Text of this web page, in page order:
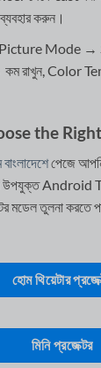
করুন।
Picture Mode
রাখুন, Color
the
পেজে
উপযুক্ত
মডেল তুলনা করতে
হোম থিয়েটার
মিনি প্রজেক্টর